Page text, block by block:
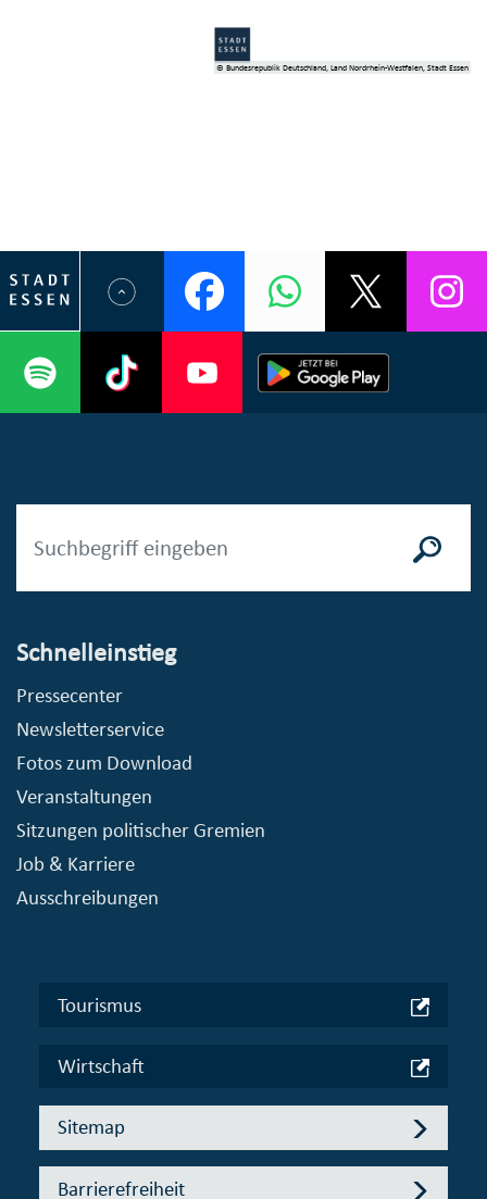
© Bundesrepublik Deutschland, Land Nordrhein-Westfalen, Stadt Essen
Schnelleinstieg
Pressecenter
Newsletterservice
Fotos zum Download
Veranstaltungen
Sitzungen politischer Gremien
Job & Karriere
Ausschreibungen
Tourismus
Wirtschaft
Sitemap
Barrierefreiheit